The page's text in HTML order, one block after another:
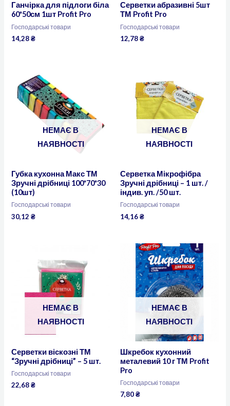
Ганчірка для підлоги біла
60*50см 1шт Profit Pro
Господарські товари
14,28₴
Серветки абразивні 5шт
ТМ Profit Pro
Господарські товари
12,78₴
НЕМАЄ В
НАЯВНОСТІ
Губка кухонна Макс ТМ
Зручні дрібниці 100*70*30
(10шт)
Господарські товари
30,12₴
НЕМАЄ В
НАЯВНОСТІ
Серветка Мікрофібра
Зручні дрібниці – 1 шт. /
індив. уп. /50 шт.
Господарські товари
14,16₴
НЕМАЄ В
НАЯВНОСТІ
Серветки віскозні ТМ
“Зручні дрібниці” – 5 шт.
Господарські товари
22,68₴
НЕМАЄ В
НАЯВНОСТІ
Шкребок кухонний
металевий 10 г ТМ Profit
Pro
Господарські товари
7,80₴